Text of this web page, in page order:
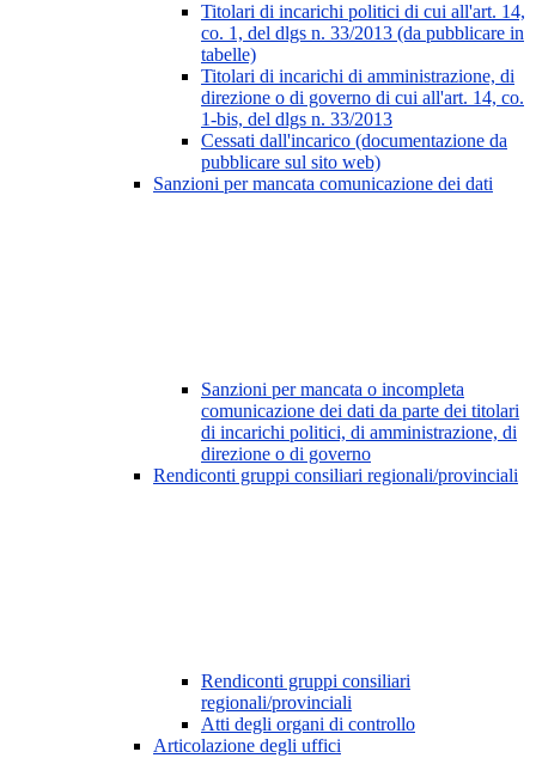
Titolari di incarichi politici di cui all'art. 14,
co. 1, del dlgs n. 33/2013 (da pubblicare in
tabelle)
Titolari di incarichi di amministrazione, di
direzione o di governo di cui all'art. 14, co.
1-bis, del dlgs n. 33/2013
Cessati dall'incarico (documentazione da
pubblicare sul sito web)
Sanzioni per mancata comunicazione dei dati
Sanzioni per mancata o incompleta
comunicazione dei dati da parte dei titolari
di incarichi politici, di amministrazione, di
direzione o di governo
Rendiconti gruppi consiliari regionali/provinciali
Rendiconti gruppi consiliari
regionali/provinciali
Atti degli organi di controllo
Articolazione degli uffici